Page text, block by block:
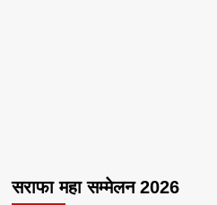
सराफा महा सम्मेलन 2026